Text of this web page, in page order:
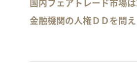
金融機関の人権ＤＤを問え